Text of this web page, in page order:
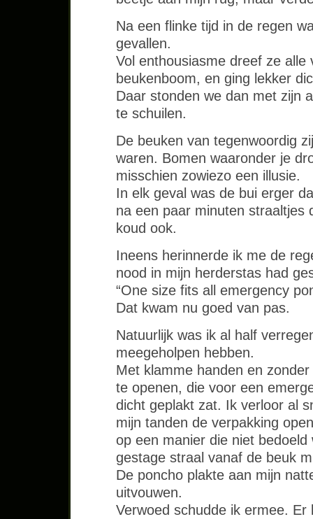
Na een flinke tijd in de regen
gevallen.
Vol enthousiasme dreef ze
beukenboom, en ging lekker
Daar stonden we dan met zijn
te schuilen.
De beuken van tegenwoordig
waren. Bomen waaronder je
misschien zowiezo een illusie.
In elk geval was de bui erger
na een paar minuten straaltjes
koud ook.
Ineens herinnerde ik me de
nood in mijn herderstas had
“One size fits all emergency
Dat kwam nu goed van pas.
Natuurlijk was ik al half
meegeholpen hebben.
Met klamme handen en
te openen, die voor een
dicht geplakt zat. Ik verloor al
mijn tanden de verpakking
op een manier die niet
gestage straal vanaf de beuk
De poncho plakte aan mijn
uitvouwen.
Verwoed schudde ik ermee.